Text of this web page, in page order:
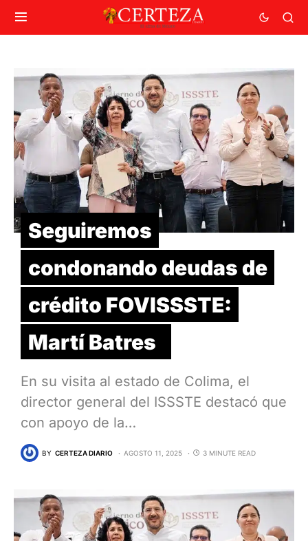
Seguiremos
condonando deudas de
crédito FOVISSSTE:
Martí Batres
En su visita al estado de Colima, el
director general del ISSSTE destacó que
con apoyo de la…
BY CERTEZA DIARIO AGOSTO 11, 2025 3 MINUTE READ